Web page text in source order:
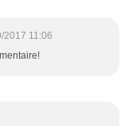
2017 11:06